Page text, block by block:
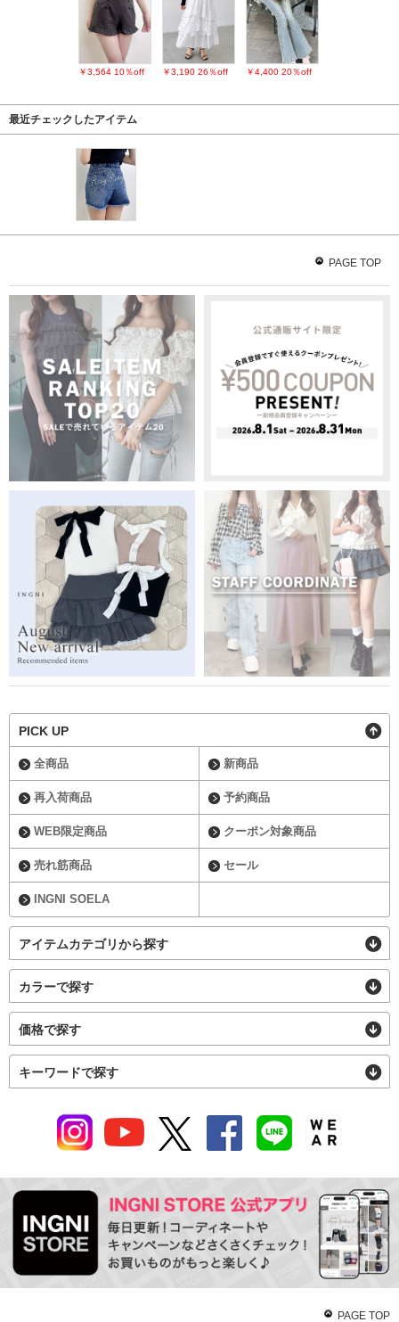
￥3,564 10％off ￥3,190 26％off ￥4,400 20％off
最近チェックしたアイテム
PAGE TOP
PICK UP
全商品 新商品
再入荷商品 予約商品
WEB限定商品 クーポン対象商品
売れ筋商品 セール
INGNI SOELA
アイテムカテゴリから探す
カラーで探す
価格で探す
キーワードで探す
PAGE TOP